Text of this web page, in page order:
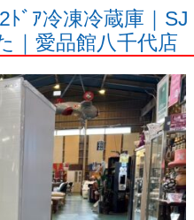
ﾄﾞｱ冷凍冷蔵庫｜SJ
｜愛品館八千代店